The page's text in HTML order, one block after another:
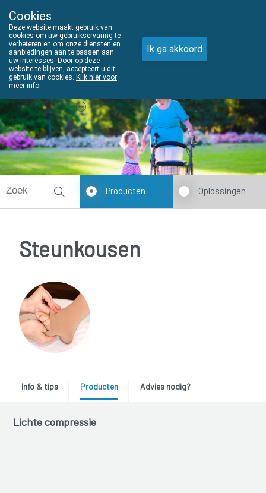
011610303
Vandaag
Producten Oplossingen
Steunkousen
Info & tips Producten Advies nodig?
Lichte compressie
Cookies
Deze website maakt gebruik van
cookies om uw gebruikservaring te
verbeteren en om onze diensten en
aanbiedingen aan te passen aan
uw interesses. Door op deze
website te blijven, accepteert u dit
gebruik van cookies. Klik hier voor
meer info.
Ik ga akkoord